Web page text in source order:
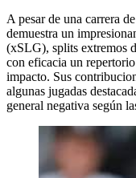
A pesar de una carrera
demuestra un
(xSLG), splits extremos
con eficacia un
impacto. Sus
algunas jugadas
general negativa según